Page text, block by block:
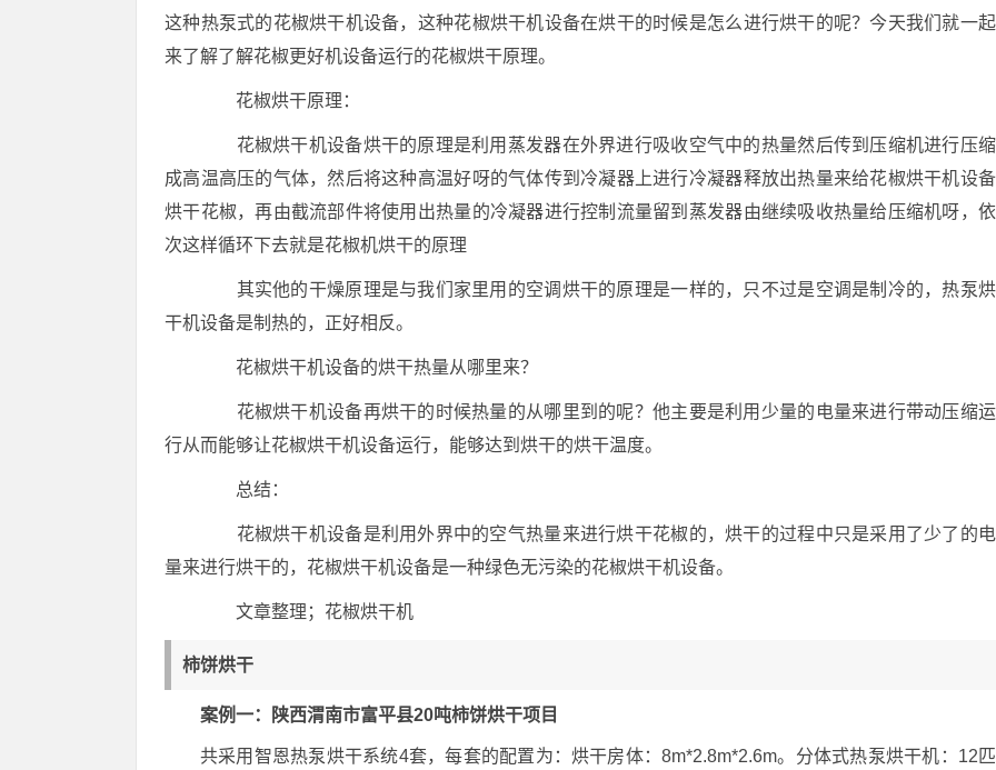
这种热泵式的花椒烘干机设备，这种花椒烘干机设备在烘干的时候是怎么进行烘干的呢？今天我们就一起
来了解了解花椒更好机设备运行的花椒烘干原理。
花椒烘干原理：
花椒烘干机设备烘干的原理是利用蒸发器在外界进行吸收空气中的热量然后传到压缩机进行压缩
成高温高压的气体，然后将这种高温好呀的气体传到冷凝器上进行冷凝器释放出热量来给花椒烘干机设备
烘干花椒，再由截流部件将使用出热量的冷凝器进行控制流量留到蒸发器由继续吸收热量给压缩机呀，依
次这样循环下去就是花椒机烘干的原理
其实他的干燥原理是与我们家里用的空调烘干的原理是一样的，只不过是空调是制冷的，热泵烘
干机设备是制热的，正好相反。
花椒烘干机设备的烘干热量从哪里来？
花椒烘干机设备再烘干的时候热量的从哪里到的呢？他主要是利用少量的电量来进行带动压缩运
行从而能够让花椒烘干机设备运行，能够达到烘干的烘干温度。
总结：
花椒烘干机设备是利用外界中的空气热量来进行烘干花椒的，烘干的过程中只是采用了少了的电
量来进行烘干的，花椒烘干机设备是一种绿色无污染的花椒烘干机设备。
文章整理；花椒烘干机
柿饼烘干
案例一：陕西渭南市富平县20吨柿饼烘干项目
共采用智恩热泵烘干系统4套，每套的配置为：烘干房体：8m*2.8m*2.6m。分体式热泵烘干机：12匹